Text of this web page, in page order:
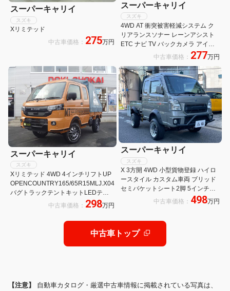
スーパーキャリイ
スズキ
Xリミテッド
中古車価格： 275万円
スーパーキャリイ
スズキ
4WD AT 衝突被害軽減システム ク
リアランスソナー レーンアシスト
ETC ナビ TV バックカメラ アイド
リングストップ 電動格納ミラー オ
ートライト アルミホイール ESC
中古車価格： 277万円
スーパーキャリイ
スズキ
Xリミテッド 4WD 4インチリフトUP
OPENCOUNTRY165/65R15MLJ.X04
バグトラックテントキットLEDテー
ルランプ 届出済み未使用車 スマート
中古車価格： 298万円
スーパーキャリイ
スズキ
X 3方開 4WD 小型貨物登録 ハイロ
ースタイル カスタム車両 ブリッド
セミバケットシート2脚 5インチリ
フトアップ 15インチ8Jワークマイ
中古車価格： 498万円
中古車トップ
【注意】 自動車カタログ・厳選中古車情報に掲載されている写真は、